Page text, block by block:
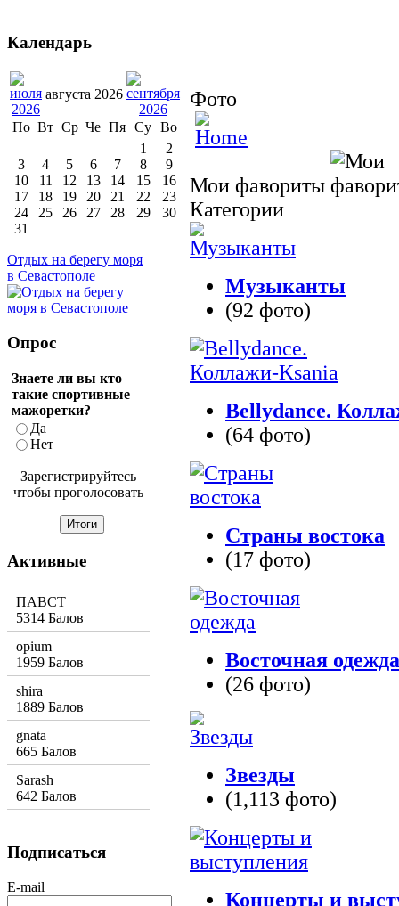
Фото
Мои фавориты
Категории
Музыканты
(92 фото)
Bellydance.
(64 фото)
Страны востока
(17 фото)
Восточная одежда
(26 фото)
Звезды
(1,113 фото)
Концерты и
Календарь
августа 2026
По Вт Ср Че Пя Су Во
1
2
3
4 5 6 7 8
9
10
11 12 13 14 15
16
17
18 19 20 21 22
23
24
25 26 27 28 29
30
31
Отдых на берегу моря
в Севастополе
Опрос
Знаете ли вы кто
такие спортивные
мажоретки?
Да
Нет
Зарегистрируйтесь
чтобы проголосовать
Активные
ПАВСТ
5314 Балов
opium
1959 Балов
shira
1889 Балов
gnata
665 Балов
Sarash
642 Балов
Подписаться
E-mail